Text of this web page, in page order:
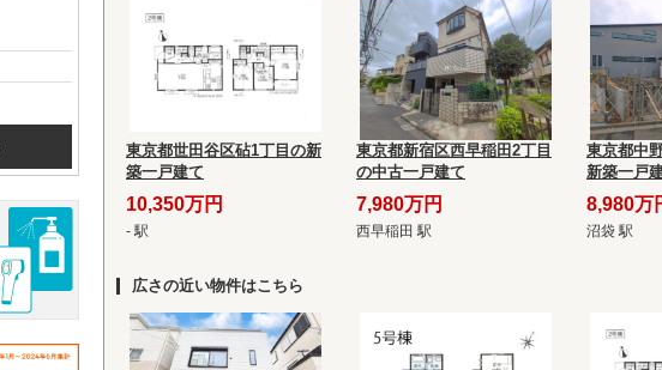
東京都世田谷区砧1丁目の新
築一戸建て
10,350万円
- 駅
東京都新宿区西早稲田2丁目
の中古一戸建て
7,980万円
西早稲田 駅
東京都中
新築一戸
8,980万
沼袋 駅
広さの近い物件はこちら